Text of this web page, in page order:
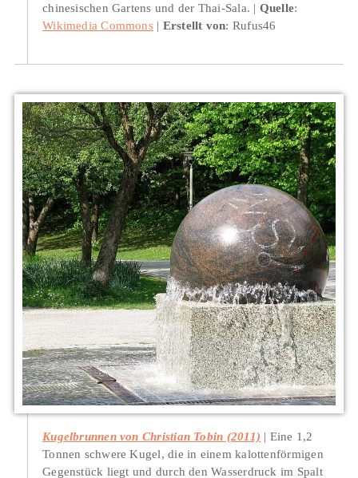
chinesischen Gartens und der Thai-Sala.
Quelle:
Wikimedia Commons
Erstellt von: Rufus46
Kugelbrunnen von Christian Tobin (2011)
Eine 1,2
Tonnen schwere Kugel, die in einem kalottenförmigen
Gegenstück liegt und durch den Wasserdruck im Spalt